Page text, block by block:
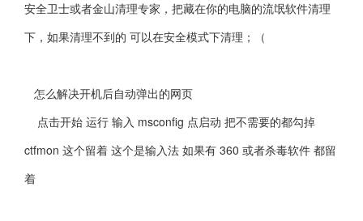
安全卫士或者金山清理专家，把藏在你的电脑的流氓软件清理
下，如果清理不到的 可以在安全模式下清理；（
怎么解决开机后自动弹出的网页
点击开始 运行 输入 msconfig 点启动 把不需要的都勾掉
ctfmon 这个留着 这个是输入法 如果有 360 或者杀毒软件 都留
着